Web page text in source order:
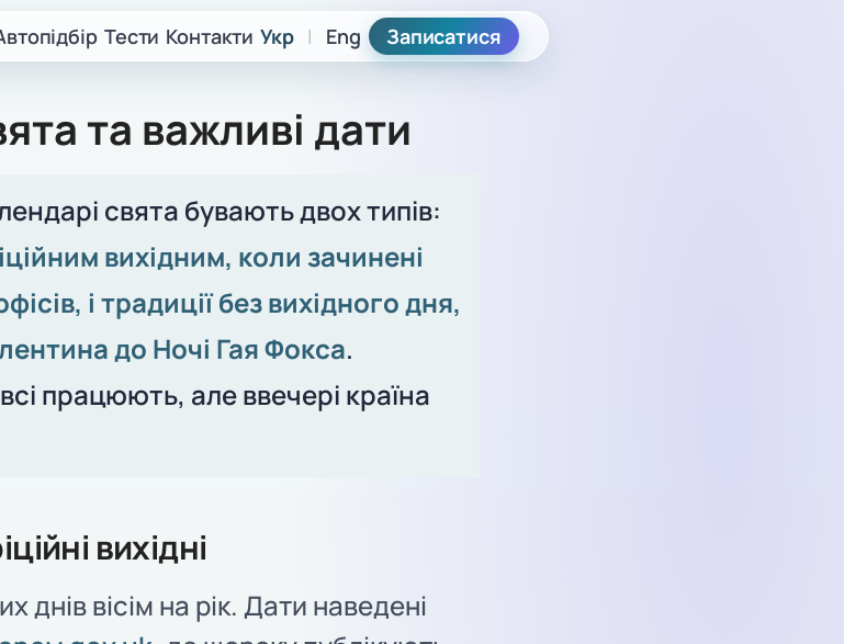
Тести Контакти Укр | Eng Записатися
та важливі дати
свята бувають двох типів:
вихідним, коли зачинені
і традиції без вихідного дня,
до Ночі Гая Фокса.
працюють, але ввечері країна
вихідні
днів вісім на рік. Дати наведені